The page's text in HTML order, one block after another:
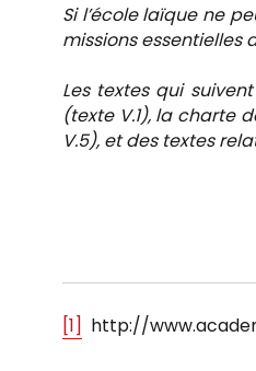
Si l’école laïque ne
missions essentielles
Les textes qui
(texte V.1), la charte
V.5), et des textes
[1] http://